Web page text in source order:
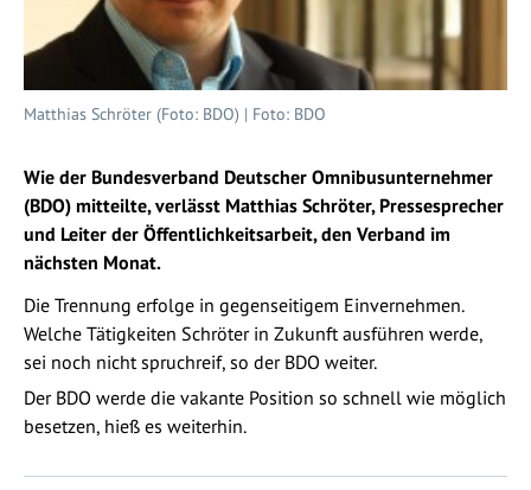
Matthias Schröter (Foto: BDO) | Foto: BDO
Wie der Bundesverband Deutscher Omnibusunternehmer
(BDO) mitteilte, verlässt Matthias Schröter, Pressesprecher
und Leiter der Öffentlichkeitsarbeit, den Verband im
nächsten Monat.
Die Trennung erfolge in gegenseitigem Einvernehmen.
Welche Tätigkeiten Schröter in Zukunft ausführen werde,
sei noch nicht spruchreif, so der BDO weiter.
Der BDO werde die vakante Position so schnell wie möglich
besetzen, hieß es weiterhin.